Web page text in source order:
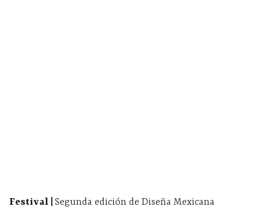
Festival | Segunda edición de Diseña Mexicana